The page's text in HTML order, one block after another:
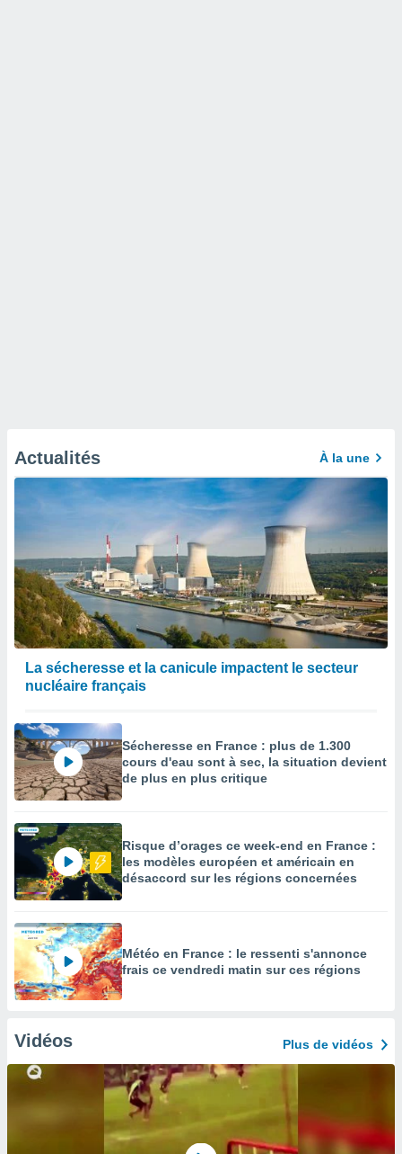
Actualités À la une
La sécheresse et la canicule impactent le secteur
nucléaire français
Sécheresse en France : plus de 1.300
cours d'eau sont à sec, la situation devient
de plus en plus critique
Risque d’orages ce week-end en France :
les modèles européen et américain en
désaccord sur les régions concernées
Météo en France : le ressenti s'annonce
frais ce vendredi matin sur ces régions
Vidéos Plus de vidéos